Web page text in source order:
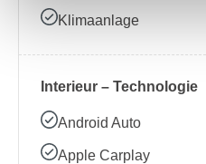
Klimaanlage
Interieur – Technologie
Android Auto
Apple Carplay